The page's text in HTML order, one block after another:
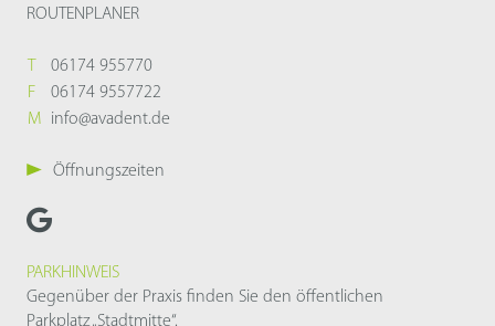
ROUTENPLANER
06174 955770
F
06174 9557722
M
info@avadent.de
Öffnungszeiten
PARKHINWEIS
Gegenüber der Praxis finden Sie den öffentlichen
Parkplatz „Stadtmitte“.